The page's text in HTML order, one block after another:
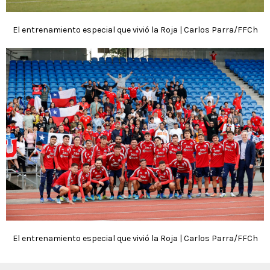
El entrenamiento especial que vivió la Roja | Carlos Parra/FFCh
El entrenamiento especial que vivió la Roja | Carlos Parra/FFCh